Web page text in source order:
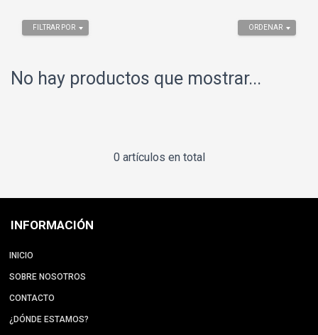
ORDENAR
FILTRAR POR
No hay productos que mostrar...
0 artículos en total
INFORMACIÓN
INICIO
SOBRE NOSOTROS
CONTACTO
¿DÓNDE ESTAMOS?